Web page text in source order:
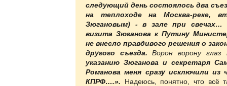
следующий день состоялось два
на теплоходе на Москва-реке,
Зюгановым) - в зале при свечах…
визита Зюганова к Путину
не внесло правдивого решения о
другого съезда.Ворон ворону
указанию Зюганова и секретаря
Романова меня сразу исключили из
КПРФ….».
Надеюсь, понятно, что всё